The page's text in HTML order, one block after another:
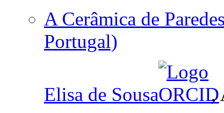
A Cerâmica de
Portugal)
Elisa de Sousa
,